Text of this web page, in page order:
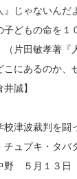
じゃないんだ
どもの命を１
（片田敏孝著
にあるのか、
誠】
津波裁判を闘
チュプキ・タバ
５月１３日（